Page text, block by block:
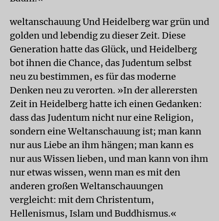
weltanschauung Und Heidelberg war grün und
golden und lebendig zu dieser Zeit. Diese
Generation hatte das Glück, und Heidelberg
bot ihnen die Chance, das Judentum selbst
neu zu bestimmen, es für das moderne
Denken neu zu verorten. »In der allerersten
Zeit in Heidelberg hatte ich einen Gedanken:
dass das Judentum nicht nur eine Religion,
sondern eine Weltanschauung ist; man kann
nur aus Liebe an ihm hängen; man kann es
nur aus Wissen lieben, und man kann von ihm
nur etwas wissen, wenn man es mit den
anderen großen Weltanschauungen
vergleicht: mit dem Christentum,
Hellenismus, Islam und Buddhismus.«